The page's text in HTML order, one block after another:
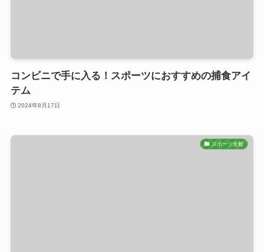
コンビニで手に入る！スポーツにおすすめの捕食アイ
テム
2024年8月17日
スポーツ全般